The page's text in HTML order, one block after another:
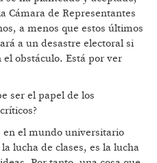
Cámara de Representantes
a menos que estos últimos
a un desastre electoral si
obstáculo. Está por ver
ser el papel de los
en el mundo universitario
lucha de clases, es la lucha